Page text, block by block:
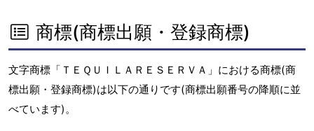
商標(商標出願・登録商標)
文字商標「ＴＥＱＵＩＬＡＲＥＳＥＲＶＡ」における商標(商
標出願・登録商標)は以下の通りです(商標出願番号の降順に並
べています)。